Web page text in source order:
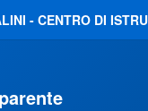
- CENTRO DI